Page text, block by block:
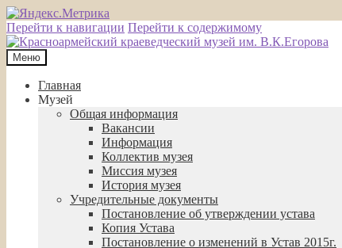
Перейти к навигации Перейти к содержимому
Меню
Главная
Музей
Общая информация
Вакансии
Информация
Коллектив музея
Миссия музея
История музея
Учредительные документы
Постановление об утверждении устава
Копия Устава
Постановление о изменений в Устав 2015г.